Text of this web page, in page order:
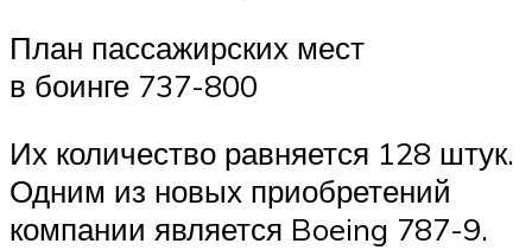
План пассажирских мест
в боинге 737-800
Их количество равняется 128 штук.
Одним из новых приобретений
компании является Boeing 787-9.